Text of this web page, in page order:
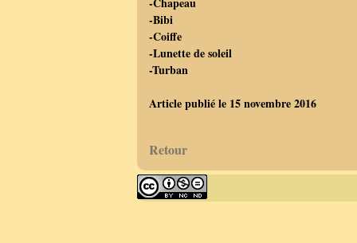
-Bibi
-Coiffe
-Lunette de soleil
-Turban
Article publié le 15 novembre 2016
Retour